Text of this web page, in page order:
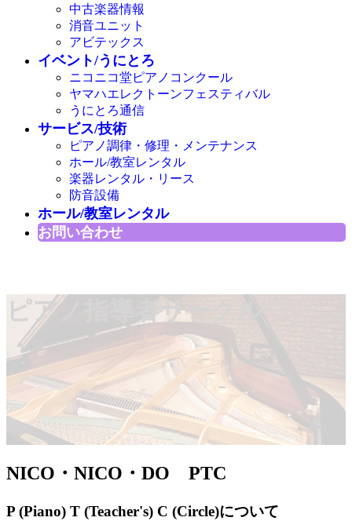
中古楽器情報
消音ユニット
アビテックス
イベント/うにとろ
ニコニコ堂ピアノコンクール
ヤマハエレクトーンフェスティバル
うにとろ通信
サービス/技術
ピアノ調律・修理・メンテナンス
ホール/教室レンタル
楽器レンタル・リース
防音設備
ホール/教室レンタル
お問い合わせ
ピアノ指導者サークル
NICO・NICO・DO PTC
P (Piano) T (Teacher's) C (Circle)について